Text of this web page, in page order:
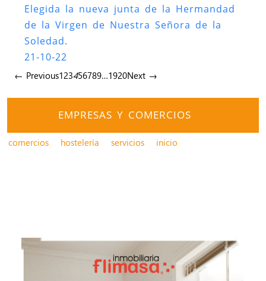
Elegida la nueva junta de la Hermandad
de la Virgen de Nuestra Señora de la
Soledad.
21-10-22
← Previous123456789…1920Next →
EMPRESAS Y COMERCIOS
comercios hostelería servicios inicio